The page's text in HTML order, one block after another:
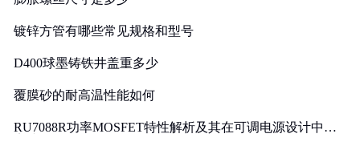
镀锌方管有哪些常见规格和型号
D400球墨铸铁井盖重多少
覆膜砂的耐高温性能如何
RU7088R功率MOSFET特性解析及其在可调电源设计中的